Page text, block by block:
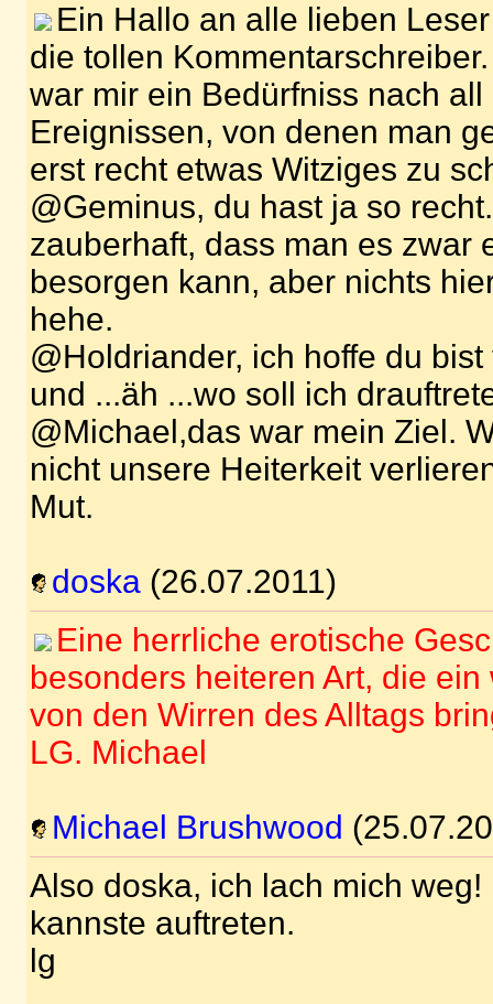
Ein Hallo an alle lieben
die tollen
war mir ein Bedürfniss nach
Ereignissen, von denen man
erst recht etwas Witziges zu
@Geminus, du hast ja so
zauberhaft, dass man es zwar
besorgen kann, aber nichts
hehe.
@Holdriander, ich hoffe du
und ...äh ...wo soll ich
@Michael,das war mein Ziel.
nicht unsere Heiterkeit
Mut.
doska (26.07.2011)
Eine herrliche erotische
besonders heiteren Art, die
von den Wirren des Alltags
LG. Michael
Michael Brushwood
Also doska, ich lach mich
kannste auftreten.
lg